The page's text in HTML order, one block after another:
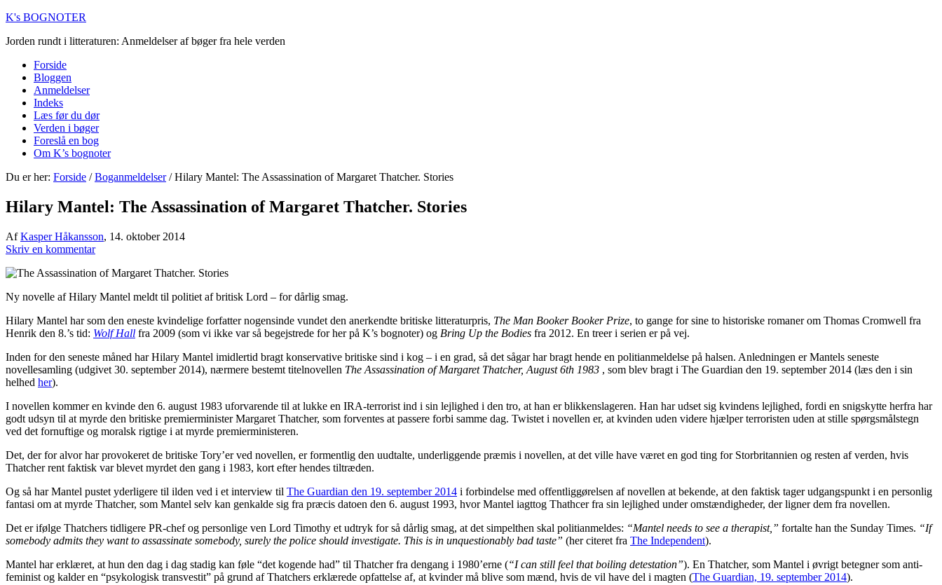
K's BOGNOTER
Jorden rundt i litteraturen: Anmeldelser af bøger fra hele verden
Forside
Bloggen
Anmeldelser
Indeks
Læs før du dør
Verden i bøger
Foreslå en bog
Om K’s bognoter
Du er her: Forside / Boganmeldelser /Hilary Mantel: The Assassination of Margaret Thatcher. Stories
Hilary Mantel: The Assassination of Margaret Thatcher. Stories
AfKasper Håkansson, 14. oktober 2014
Skriv en kommentar
Ny novelle af Hilary Mantel meldt til politiet af britisk Lord – for dårlig smag.
Hilary Mantel har som den eneste kvindelige forfatter nogensinde vundet den anerkendte britiske litteraturpris, The Man Booker Booker Prize, to gange for sine to historiske romaner om Thomas Cromwell fra
Henrik den 8.’s tid: Wolf Hall fra 2009 (som vi ikke var så begejstrede for her på K’s bognoter) og Bring Up the Bodies fra 2012. En treer i serien er på vej.
Inden for den seneste måned har Hilary Mantel imidlertid bragt konservative britiske sind i kog – i en grad, så det sågar har bragt hende en politianmeldelse på halsen. Anledningen er Mantels seneste
novellesamling (udgivet 30. september 2014), nærmere bestemt titelnovellen The Assassination of Margaret Thatcher, August 6th 1983 , som blev bragt i The Guardian den 19. september 2014 (læs den i sin
helhed her).
I novellen kommer en kvinde den 6. august 1983 uforvarende til at lukke en IRA-terrorist ind i sin lejlighed i den tro, at han er blikkenslageren. Han har udset sig kvindens lejlighed, fordi en snigskytte herfra har
godt udsyn til at myrde den britiske premierminister Margaret Thatcher, som forventes at passere forbi samme dag. Twistet i novellen er, at kvinden uden videre hjælper terroristen uden at stille spørgsmålstegn
ved det fornuftige og moralsk rigtige i at myrde premierministeren.
Det, der for alvor har provokeret de britiske Tory’er ved novellen, er formentlig den uudtalte, underliggende præmis i novellen, at det ville have været en god ting for Storbritannien og resten af verden, hvis
Thatcher rent faktisk var blevet myrdet den gang i 1983, kort efter hendes tiltræden.
Og så har Mantel pustet yderligere til ilden ved i et interview til The Guardian den 19. september 2014 i forbindelse med offentliggørelsen af novellen at bekende, at den faktisk tager udgangspunkt i en personlig
fantasi om at myrde Thatcher, som Mantel selv kan genkalde sig fra præcis datoen den 6. august 1993, hvor Mantel iagttog Thathcer fra sin lejlighed under omstændigheder, der ligner dem fra novellen.
Det er ifølge Thatchers tidligere PR-chef og personlige ven Lord Timothy et udtryk for så dårlig smag, at det simpelthen skal politianmeldes: “Mantel needs to see a therapist,” fortalte han the Sunday Times. “If
somebody admits they want to assassinate somebody, surely the police should investigate. This is in unquestionably bad taste” (her citeret fra The Independent).
Mantel har erklæret, at hun den dag i dag stadig kan føle “det kogende had” til Thatcher fra dengang i 1980’erne (“I can still feel that boiling detestation”). En Thatcher, som Mantel i øvrigt betegner som anti-
feminist og kalder en “psykologisk transvestit” på grund af Thatchers erklærede opfattelse af, at kvinder må blive som mænd, hvis de vil have del i magten (The Guardian, 19. september 2014).